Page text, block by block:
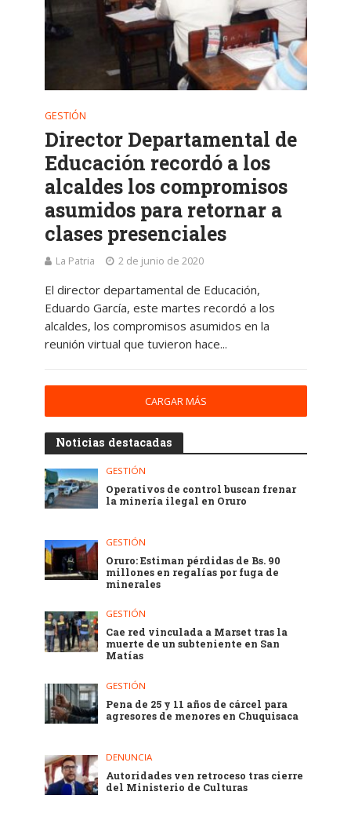
GESTIÓN
Director Departamental de
Educación recordó a los
alcaldes los compromisos
asumidos para retornar a
clases presenciales
La Patria 2 de junio de 2020
El director departamental de Educación,
Eduardo García, este martes recordó a los
alcaldes, los compromisos asumidos en la
reunión virtual que tuvieron hace...
CARGAR MÁS
Noticias destacadas
GESTIÓN
Operativos de control buscan frenar
la minería ilegal en Oruro
GESTIÓN
Oruro: Estiman pérdidas de Bs. 90
millones en regalías por fuga de
minerales
GESTIÓN
Cae red vinculada a Marset tras la
muerte de un subteniente en San
Matías
GESTIÓN
Pena de 25 y 11 años de cárcel para
agresores de menores en Chuquisaca
DENUNCIA
Autoridades ven retroceso tras cierre
del Ministerio de Culturas